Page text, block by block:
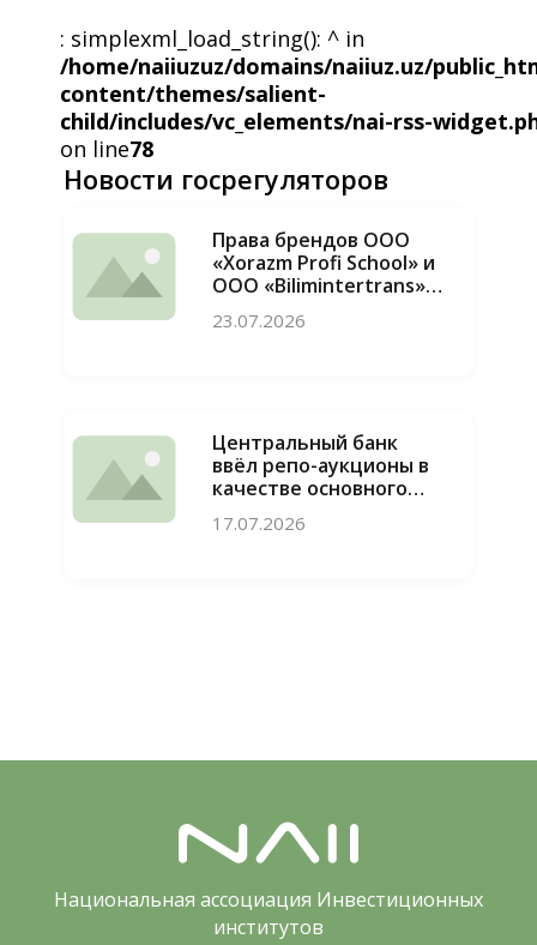
: simplexml_load_string(): ^ in
/home/naiiuzuz/domains/naiiuz.uz/
content/themes/salient-
child/includes/vc_elements/nai-rss-
on line78
Новости госрегуляторов
Права брендов ООО
«Xorazm Profi School» и
ООО «Bilimintertrans»
недобросовестной
23.07.2026
Центральный банк
ввёл репо-аукционы в
качестве основного
привлечения
17.07.2026
Национальная ассоциация Инвестиционных
институтов